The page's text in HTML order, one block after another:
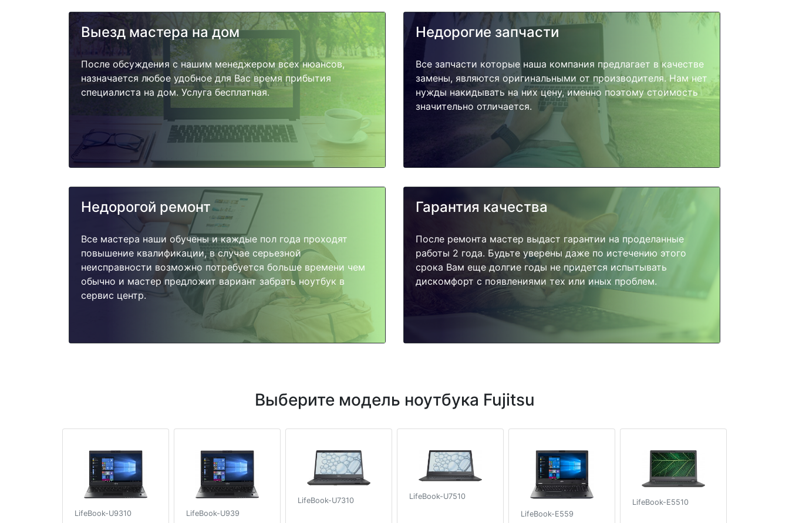
Выезд мастера на дом
После обсуждения с нашим менеджером всех нюансов,
назначается любое удобное для Вас время прибытия
специалиста на дом. Услуга бесплатная.
Недорогие запчасти
Все запчасти которые наша компания предлагает в качестве
замены, являются оригинальными от производителя. Нам нет
нужды накидывать на них цену, именно поэтому стоимость
значительно отличается.
Недорогой ремонт
Все мастера наши обучены и каждые пол года проходят
повышение квалификации, в случае серьезной
неисправности возможно потребуется больше времени чем
обычно и мастер предложит вариант забрать ноутбук в
сервис центр.
Гарантия качества
После ремонта мастер выдаст гарантии на проделанные
работы 2 года. Будьте уверены даже по истечению этого
срока Вам еще долгие годы не придется испытывать
дискомфорт с появлениями тех или иных проблем.
Выберите модель ноутбука Fujitsu
LifeBook-U9310 LifeBook-U939
LifeBook-U7310 LifeBook-U7510
LifeBook-E559
LifeBook-E5510